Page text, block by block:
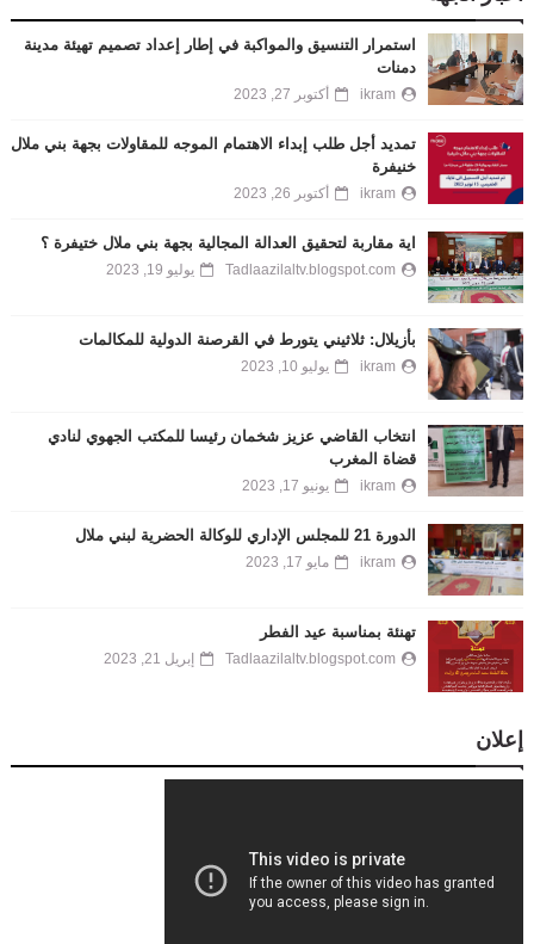
استمرار التنسيق والمواكبة في إطار إعداد تصميم تهيئة مدينة
دمنات
ikram أكتوبر 27, 2023
تمديد أجل طلب إبداء الاهتمام الموجه للمقاولات بجهة بني ملال
خنيفرة
ikram أكتوبر 26, 2023
اية مقاربة لتحقيق العدالة المجالية بجهة بني ملال ختيفرة ؟
Tadlaazilaltv.blogspot.com يوليو 19, 2023
بأزيلال: ثلاثيني يتورط في القرصنة الدولية للمكالمات
ikram يوليو 10, 2023
انتخاب القاضي عزيز شخمان رئيسا للمكتب الجهوي لنادي
قضاة المغرب
ikram يونيو 17, 2023
الدورة 21 للمجلس الإداري للوكالة الحضرية لبني ملال
ikram مايو 17, 2023
تهنئة بمناسبة عيد الفطر
Tadlaazilaltv.blogspot.com إبريل 21, 2023
إعلان